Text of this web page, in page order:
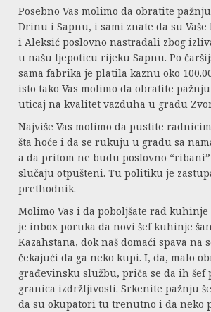
Posebno Vas molimo da obratite
Drinu i Sapnu, i sami znate da su Vaše
i Aleksić poslovno nastradali zbog
u našu ljepoticu rijeku Sapnu. Po
sama fabrika je platila kaznu oko
isto tako Vas molimo da obratite
uticaj na kvalitet vazduha u gradu
Najviše Vas molimo da pustite
šta hoće i da se rukuju u gradu sa
a da pritom ne budu poslovno
slučaju otpušteni. Tu politiku je
prethodnik.
Molimo Vas i da poboljšate rad
je inbox poruka da novi šef kuhinje
Kazahstana, dok naš domaći spava na
čekajući da ga neko kupi. I, da, malo
građevinsku službu, priča se da ih šef
granica izdržljivosti. Srkenite pažnju
da su okupatori tu trenutno i da neko